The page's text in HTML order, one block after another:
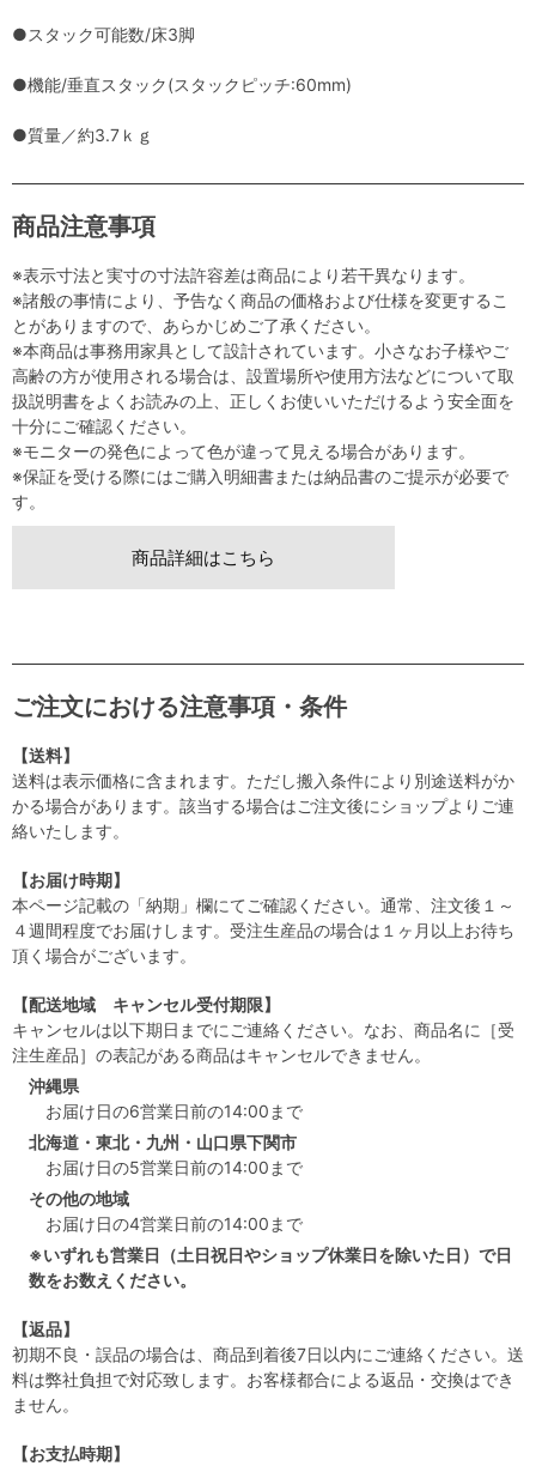
●スタック可能数/床3脚
●機能/垂直スタック(スタックピッチ:60mm)
●質量／約3.7ｋｇ
商品注意事項
※表示寸法と実寸の寸法許容差は商品により若干異なります。
※諸般の事情により、予告なく商品の価格および仕様を変更するこ
とがありますので、あらかじめご了承ください。
※本商品は事務用家具として設計されています。小さなお子様やご
高齢の方が使用される場合は、設置場所や使用方法などについて取
扱説明書をよくお読みの上、正しくお使いいただけるよう安全面を
十分にご確認ください。
※モニターの発色によって色が違って見える場合があります。
※保証を受ける際にはご購入明細書または納品書のご提示が必要で
す。
商品詳細はこちら
ご注文における注意事項・条件
【送料】
送料は表示価格に含まれます。ただし搬入条件により別途送料がか
かる場合があります。該当する場合はご注文後にショップよりご連
絡いたします。
【お届け時期】
本ページ記載の「納期」欄にてご確認ください。通常、注文後１～
４週間程度でお届けします。受注生産品の場合は１ヶ月以上お待ち
頂く場合がございます。
【配送地域 キャンセル受付期限】
キャンセルは以下期日までにご連絡ください。なお、商品名に［受
注生産品］の表記がある商品はキャンセルできません。
沖縄県
お届け日の6営業日前の14:00まで
北海道・東北・九州・山口県下関市
お届け日の5営業日前の14:00まで
その他の地域
お届け日の4営業日前の14:00まで
※いずれも営業日（土日祝日やショップ休業日を除いた日）で日
数をお数えください。
【返品】
初期不良・誤品の場合は、商品到着後7日以内にご連絡ください。送
料は弊社負担で対応致します。お客様都合による返品・交換はでき
ません。
【お支払時期】